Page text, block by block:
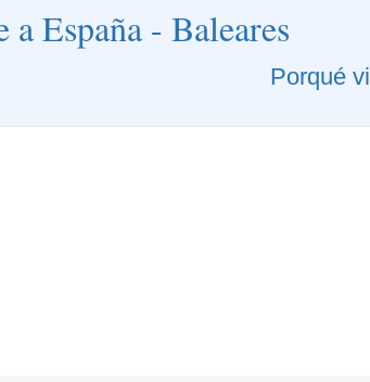
a España - Baleares
Porqué